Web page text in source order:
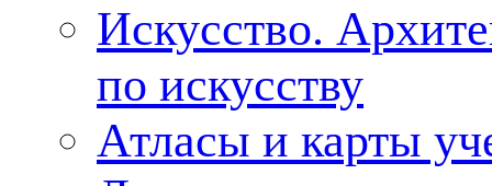
Искусство.
по искусству
Атласы и карты